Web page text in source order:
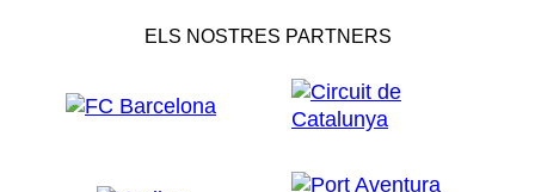
ELS NOSTRES PARTNERS